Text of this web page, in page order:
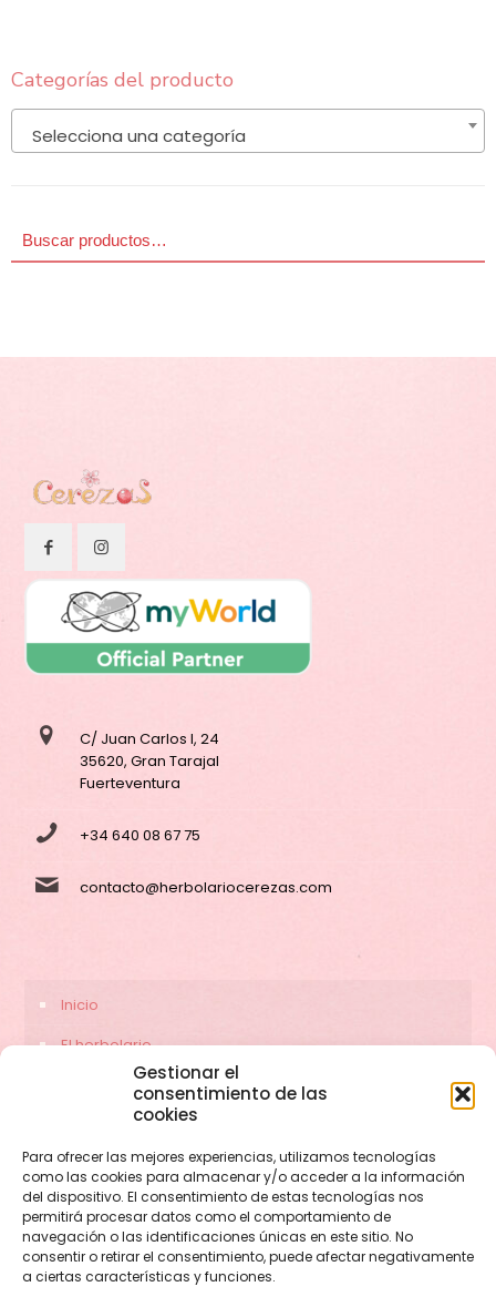
Gestionar el
consentimiento de las
cookies
Para ofrecer las mejores experiencias, utilizamos tecnologías
como las cookies para almacenar y/o acceder a la información
del dispositivo. El consentimiento de estas tecnologías nos
permitirá procesar datos como el comportamiento de
navegación o las identificaciones únicas en este sitio. No
consentir o retirar el consentimiento, puede afectar negativamente
a ciertas características y funciones.
Categorías del producto
Selecciona una categoría
C/ Juan Carlos I, 24
35620, Gran Tarajal
Fuerteventura
+34 640 08 67 75
contacto@herbolariocerezas.com
Inicio
El herbolario